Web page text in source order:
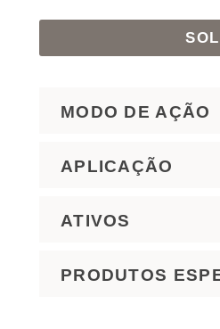
MODO DE AÇÃO
APLICAÇÃO
ATIVOS
PRODUTOS